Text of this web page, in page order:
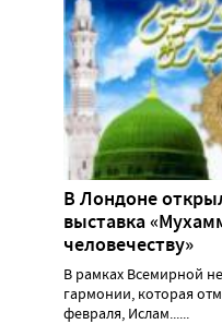
В Лондоне
выставка
человечеству»
В рамках Всемирной
гармонии, которая
февраля, Ислам......